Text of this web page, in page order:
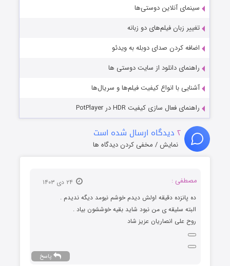
سینمای آنلاین دوستی‌ها
تغییر زبان فیلم‌های دو زبانه
اضافه کردن صدای دوبله به ویدئو
راهنمای دانلود از سایت دوستی ها
آشنایی با انواع کیفیت فیلم‌ها و سریال‌ها
راهنمای فعال سازی کیفیت HDR در PotPlayer
۲ دیدگاه ارسال شده است
نمایش / مخفی کردن دیدگاه ها
مصطفی :
ده پانزده دقیقه اولش دیدم خوشم نیومد دیگه ندیدم .
البته سلیقه ی من نبود شاید بقیه خوششون بیاد .
روح علی انصاریان عزیز شاد
پاسخ